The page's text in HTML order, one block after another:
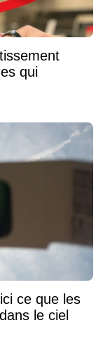
qui
ce que les
le ciel